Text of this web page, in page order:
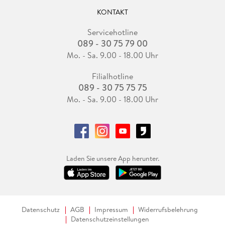
KONTAKT
Servicehotline
089 - 30 75 79 00
Mo. - Sa. 9.00 - 18.00 Uhr
Filialhotline
089 - 30 75 75 75
Mo. - Sa. 9.00 - 18.00 Uhr
Laden Sie unsere App herunter.
Datenschutz AGB Impressum
Widerrufsbelehrung
Datenschutzeinstellungen